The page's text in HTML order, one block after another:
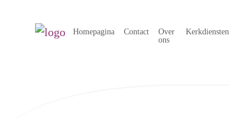
Homepagina Contact
Over
ons
Kerkdiensten